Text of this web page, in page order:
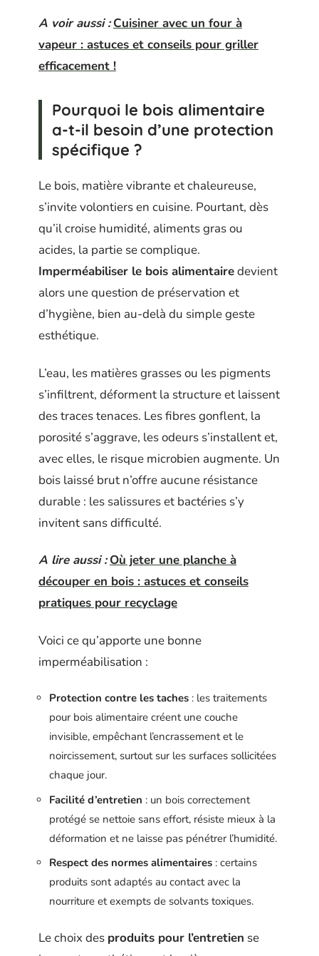
A voir aussi : Cuisiner avec un four à
vapeur : astuces et conseils pour griller
efficacement !
Pourquoi le bois alimentaire
a-t-il besoin d’une protection
spécifique ?
Le bois, matière vibrante et chaleureuse,
s’invite volontiers en cuisine. Pourtant, dès
qu’il croise humidité, aliments gras ou
acides, la partie se complique.
Imperméabiliser le bois alimentairedevient
alors une question de préservation et
d’hygiène, bien au-delà du simple geste
esthétique.
L’eau, les matières grasses ou les pigments
s’infiltrent, déforment la structure et laissent
des traces tenaces. Les fibres gonflent, la
porosité s’aggrave, les odeurs s’installent et,
avec elles, le risque microbien augmente. Un
bois laissé brut n’offre aucune résistance
durable : les salissures et bactéries s’y
invitent sans difficulté.
A lire aussi : Où jeter une planche à
découper en bois : astuces et conseils
pratiques pour recyclage
Voici ce qu’apporte une bonne
imperméabilisation :
Protection contre les taches : les traitements
pour bois alimentaire créent une couche
invisible, empêchant l’encrassement et le
noircissement, surtout sur les surfaces sollicitées
chaque jour.
Facilité d’entretien : un bois correctement
protégé se nettoie sans effort, résiste mieux à la
déformation et ne laisse pas pénétrer l’humidité.
Respect des normes alimentaires : certains
produits sont adaptés au contact avec la
nourriture et exempts de solvants toxiques.
Le choix des produits pour l’entretien se